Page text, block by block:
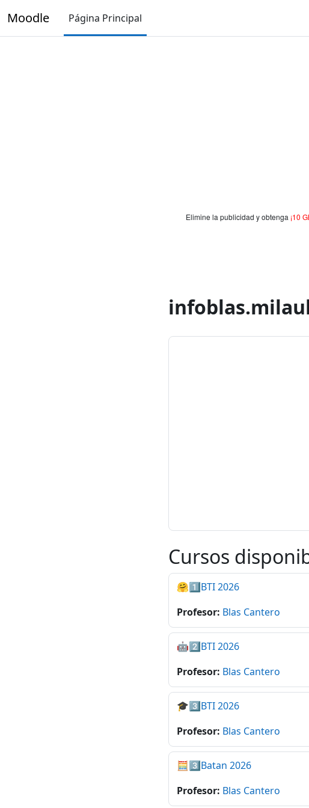
Elimine la publicidad y obtenga ¡10
Moodle Página Principal
Cursos
🤗1️⃣BTI 2026
Profesor: Blas Cantero
🤖2️⃣BTI 2026
Profesor: Blas Cantero
🎓3️⃣BTI 2026
Profesor: Blas Cantero
🧮3️⃣Batan 2026
Profesor: Blas Cantero